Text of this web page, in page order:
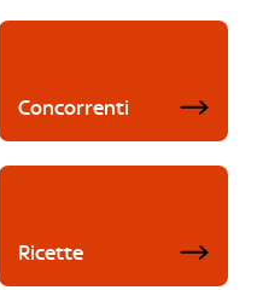
Concorrenti
Ricette